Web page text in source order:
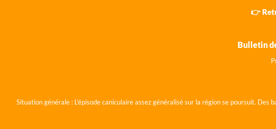
👉
Bulletin
Situation générale : L'épisode caniculaire assez généralisé sur la région se poursuit.